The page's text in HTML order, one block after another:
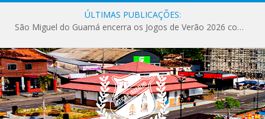
ÚLTIMAS PUBLICAÇÕES:
São Miguel do Guamá encerra os Jogos de Verão 2026 com sucesso de público e competições.